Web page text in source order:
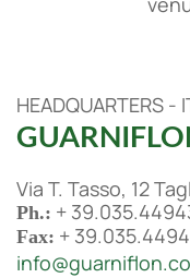
HEADQUARTERS -
Via T. Tasso, 12
Ph.: +
Fax: +